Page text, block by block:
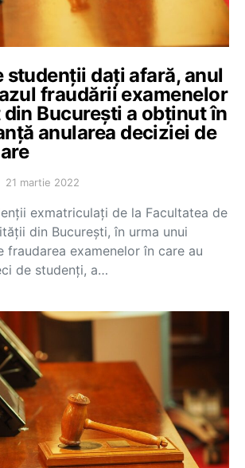
studenții dați afară, anul
fraudării examenelor
din București a obținut în
anularea deciziei de
21 martie 2022
exmatriculați de la Facultatea de
din București, în urma unui
fraudarea examenelor în care au
de studenți, a…